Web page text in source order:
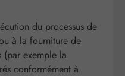
du processus de
à la fourniture de
(par exemple la
conformément à